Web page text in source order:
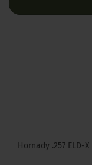
Hornady .257 ELD-